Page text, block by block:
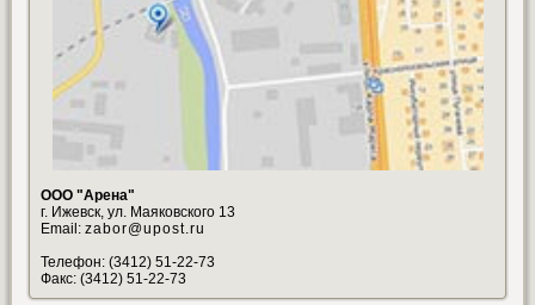
ООО "Арена"
г. Ижевск, ул. Маяковского 13
Email: zabor@upost.ru
Телефон: (3412) 51-22-73
Факс: (3412) 51-22-73